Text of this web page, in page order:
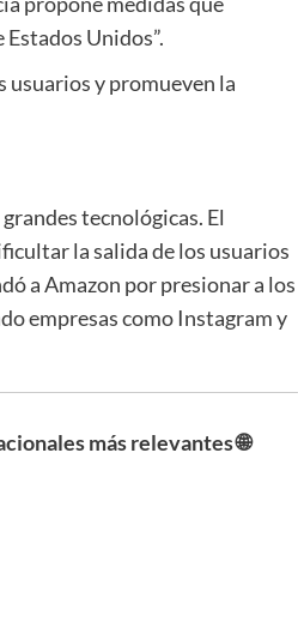
Unidos”.
usuarios y promueven la
tecnológicas. El
la salida de los usuarios
a Amazon por presionar a los
empresas como Instagram y
más relevantes 🌐